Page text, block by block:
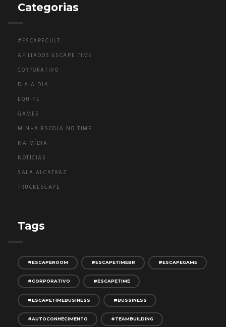
Categorias
#ESCAPECULT
AFILIADOS ESCAPE TIME
CORPORATIVO
DIA A DIA
EQUIPE
GAMES
MINHA ESCOLA NO TIME
NA MÍDIA
NOTÍCIAS
SALA ALCATRAZ
TRUCKESCAPE
Tags
#ESCAPEROOM #ESCAPETIMEBR #ESCAPEGAME
#CORPORATIVO #ESCAPETIME
#ESCAPETIMEBUSINESS #BUSSINESS
#AUTOCONHECIMENTO #TEAMBUILDING